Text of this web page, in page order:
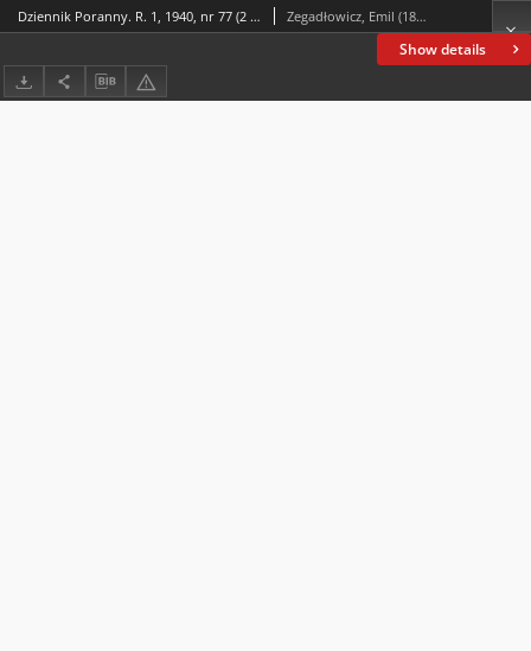
Show details
Dziennik Poranny. R. 1, 1940, nr 77 (2 VI) Zegadłowicz, Emil (1888-1941)